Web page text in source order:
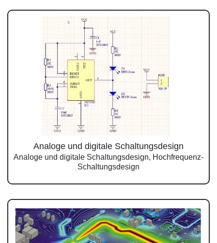
Analoge und digitale Schaltungsdesign
Analoge und digitale Schaltungsdesign, Hochfrequenz-
Schaltungsdesign